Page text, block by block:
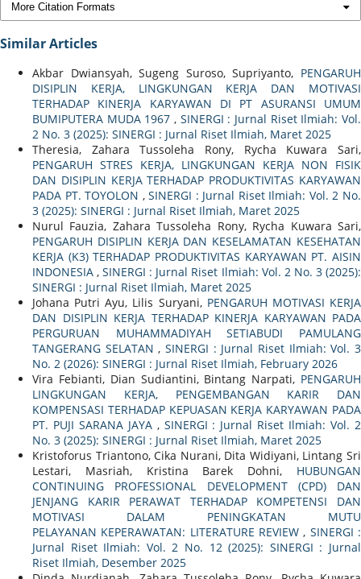
More Citation Formats
Similar Articles
Akbar Dwiansyah, Sugeng Suroso, Supriyanto, PENGARUH
DISIPLIN KERJA, LINGKUNGAN KERJA DAN MOTIVASI
TERHADAP KINERJA KARYAWAN DI PT ASURANSI UMUM
BUMIPUTERA MUDA 1967 , SINERGI : Jurnal Riset Ilmiah: Vol.
2 No. 3 (2025): SINERGI : Jurnal Riset Ilmiah, Maret 2025
Theresia, Zahara Tussoleha Rony, Rycha Kuwara Sari,
PENGARUH STRES KERJA, LINGKUNGAN KERJA NON FISIK
DAN DISIPLIN KERJA TERHADAP PRODUKTIVITAS KARYAWAN
PADA PT. TOYOLON ,SINERGI : Jurnal Riset Ilmiah: Vol. 2 No.
3 (2025): SINERGI : Jurnal Riset Ilmiah, Maret 2025
Nurul Fauzia, Zahara Tussoleha Rony, Rycha Kuwara Sari,
PENGARUH DISIPLIN KERJA DAN KESELAMATAN KESEHATAN
KERJA (K3) TERHADAP PRODUKTIVITAS KARYAWAN PT. AISIN
INDONESIA,SINERGI : Jurnal Riset Ilmiah: Vol. 2 No. 3 (2025):
SINERGI : Jurnal Riset Ilmiah, Maret 2025
Johana Putri Ayu, Lilis Suryani, PENGARUH MOTIVASI KERJA
DAN DISIPLIN KERJA TERHADAP KINERJA KARYAWAN PADA
PERGURUAN MUHAMMADIYAH SETIABUDI PAMULANG
TANGERANG SELATAN,SINERGI : Jurnal Riset Ilmiah: Vol. 3
No. 2 (2026): SINERGI : Jurnal Riset Ilmiah, February 2026
Vira Febianti, Dian Sudiantini, Bintang Narpati, PENGARUH
LINGKUNGAN KERJA, PENGEMBANGAN KARIR DAN
KOMPENSASI TERHADAP KEPUASAN KERJA KARYAWAN PADA
PT. PUJI SARANA JAYA , SINERGI : Jurnal Riset Ilmiah: Vol. 2
No. 3 (2025): SINERGI : Jurnal Riset Ilmiah, Maret 2025
Kristoforus Triantono, Cika Nurani, Dita Widiyani, Lintang Sri
Lestari, Masriah, Kristina Barek Dohni, HUBUNGAN
CONTINUING PROFESSIONAL DEVELOPMENT (CPD) DAN
JENJANG KARIR PERAWAT TERHADAP KOMPETENSI DAN
MOTIVASI DALAM PENINGKATAN MUTU
PELAYANAN KEPERAWATAN: LITERATURE REVIEW, SINERGI :
Jurnal Riset Ilmiah: Vol. 2 No. 12 (2025): SINERGI : Jurnal
Riset Ilmiah, Desember 2025